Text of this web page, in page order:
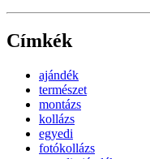
Címkék
ajándék
természet
montázs
kollázs
egyedi
fotókollázs